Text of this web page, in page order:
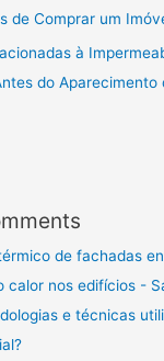
de Comprar um
à
do Aparecimento
de fachadas
calor nos edifícios -
e técnicas